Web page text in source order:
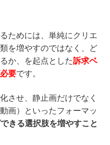
ためには、単純にクリエ
を増やすのではなく、ど
か、を起点とした訴求ベ
要です。
させ、静止画だけでなく
画）といったフォーマッ
きる選択肢を増やすこと